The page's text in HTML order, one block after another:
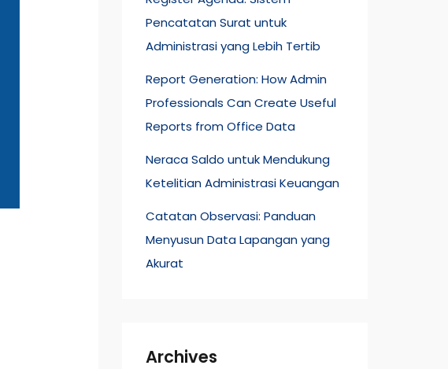
Pencatatan Surat untuk
Administrasi yang Lebih Tertib
Report Generation: How Admin
Professionals Can Create Useful
Reports from Office Data
Neraca Saldo untuk Mendukung
Ketelitian Administrasi Keuangan
Catatan Observasi: Panduan
Menyusun Data Lapangan yang
Akurat
Archives